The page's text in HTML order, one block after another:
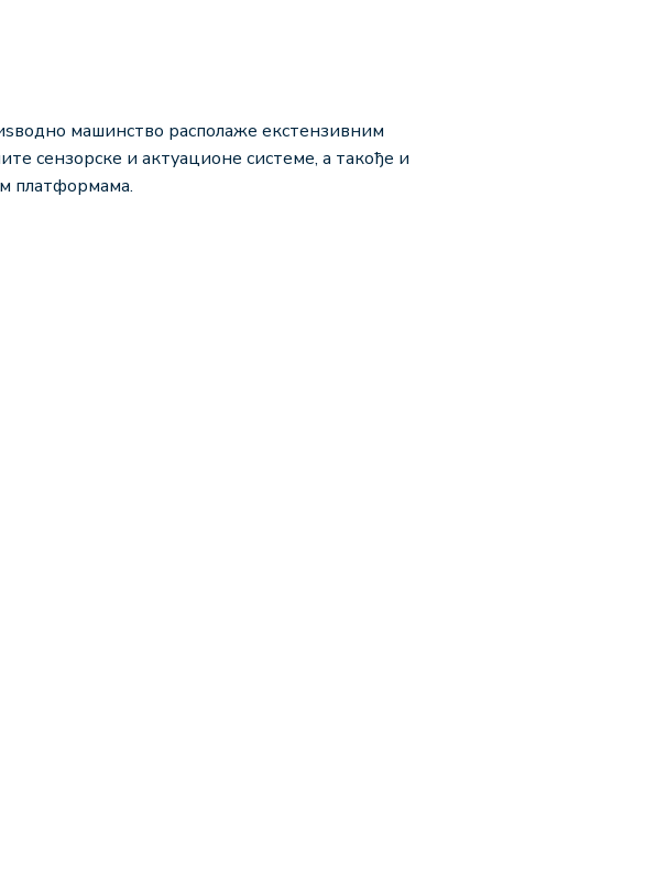
машинство располаже екстензивним
сензорске и актуационе системе, а такође и
платформама.